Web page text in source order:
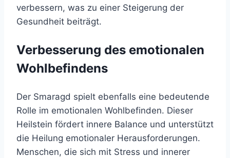
verbessern, was zu einer Steigerung der
Gesundheit beiträgt.
Verbesserung des emotionalen
Wohlbefindens
Der Smaragd spielt ebenfalls eine bedeutende
Rolle im emotionalen Wohlbefinden. Dieser
Heilstein fördert innere Balance und unterstützt
die Heilung emotionaler Herausforderungen.
Menschen, die sich mit Stress und innerer